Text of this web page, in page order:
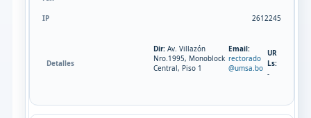
2612245
Dir: Av. Villazón
Nro.1995, Monoblock
Central, Piso 1
Email:
rectorado
@umsa.bo
UR
Ls:
-